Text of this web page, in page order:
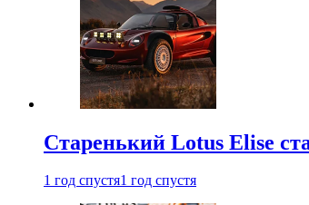
Старенький Lotus Elise
1 год спустя1 год спустя